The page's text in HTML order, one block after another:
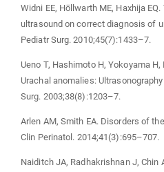
Widni EE, Höllwarth ME, Haxhija
ultrasound on correct diagnosis of
Pediatr Surg. 2010;45(7):1433–7.
Ueno T, Hashimoto H, Yokoyama
Urachal anomalies:
Surg. 2003;38(8):1203–7.
Arlen AM, Smith EA. Disorders of
Clin Perinatol. 2014;41(3):695–707.
Naiditch JA, Radhakrishnan J, Chin